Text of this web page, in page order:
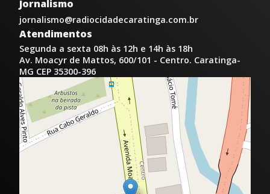
Jornalismo
jornalismo@radiocidadecaratinga.com.br
Atendimentos
Segunda a sexta 08h às 12h e 14h às 18h
Av. Moacyr de Mattos, 600/101 - Centro. Caratinga-
MG CEP 35300-396